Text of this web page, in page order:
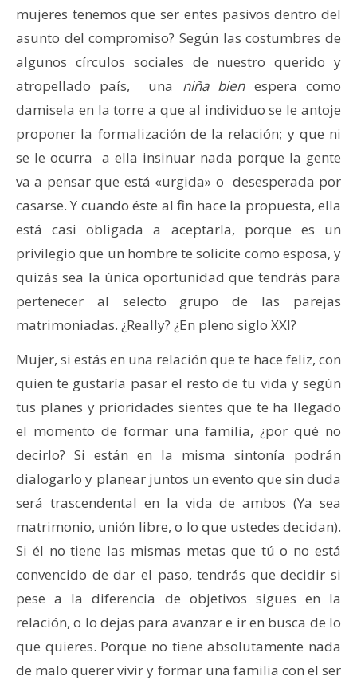
mujeres tenemos que ser entes pasivos dentro del
asunto del compromiso? Según las costumbres de
algunos círculos sociales de nuestro querido y
atropellado país, una niña bienespera como
damisela en la torre a que al individuo se le antoje
proponer la formalización de la relación; y que ni
se le ocurra a ella insinuar nada porque la gente
va a pensar que está «urgida» o desesperada por
casarse. Y cuando éste al fin hace la propuesta, ella
está casi obligada a aceptarla, porque es un
privilegio que un hombre te solicite como esposa, y
quizás sea la única oportunidad que tendrás para
pertenecer al selecto grupo de las parejas
matrimoniadas. ¿Really? ¿En pleno siglo XXI?
Mujer, si estás en una relación que te hace feliz, con
quien te gustaría pasar el resto de tu vida y según
tus planes y prioridades sientes que te ha llegado
el momento de formar una familia, ¿por qué no
decirlo? Si están en la misma sintonía podrán
dialogarlo y planear juntos un evento que sin duda
será trascendental en la vida de ambos (Ya sea
matrimonio, unión libre, o lo que ustedes decidan).
Si él no tiene las mismas metas que tú o no está
convencido de dar el paso, tendrás que decidir si
pese a la diferencia de objetivos sigues en la
relación, o lo dejas para avanzar e ir en busca de lo
que quieres. Porque no tiene absolutamente nada
de malo querer vivir y formar una familia con el ser